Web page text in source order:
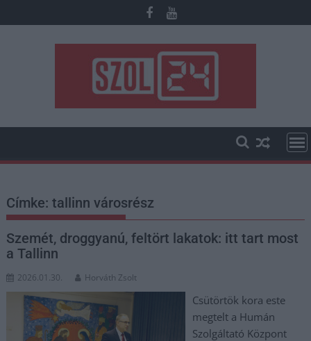
to
Címke:tallinn városrész
Szemét, droggyanú, feltört lakatok: itt tart most
a Tallinn
2026.01.30. Horváth Zsolt
Csütörtök kora este
megtelt a Humán
Szolgáltató Központ